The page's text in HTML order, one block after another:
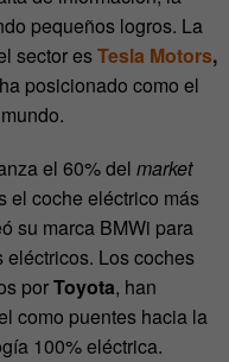
pequeños logros. La
sector esTesla Motors,
posicionado como el
el 60% del market
el coche eléctrico más
su marca BMWi para
Los coches
porToyota, han
como puentes hacia la
100% eléctrica.